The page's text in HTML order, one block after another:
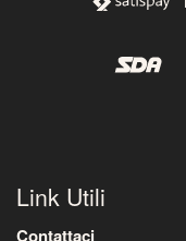
Link Utili
Contattaci